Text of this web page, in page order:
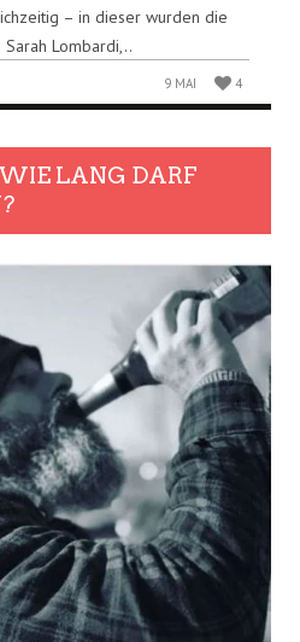
– in dieser wurden die
Lombardi,..
9 MAI 4
LANG DARF